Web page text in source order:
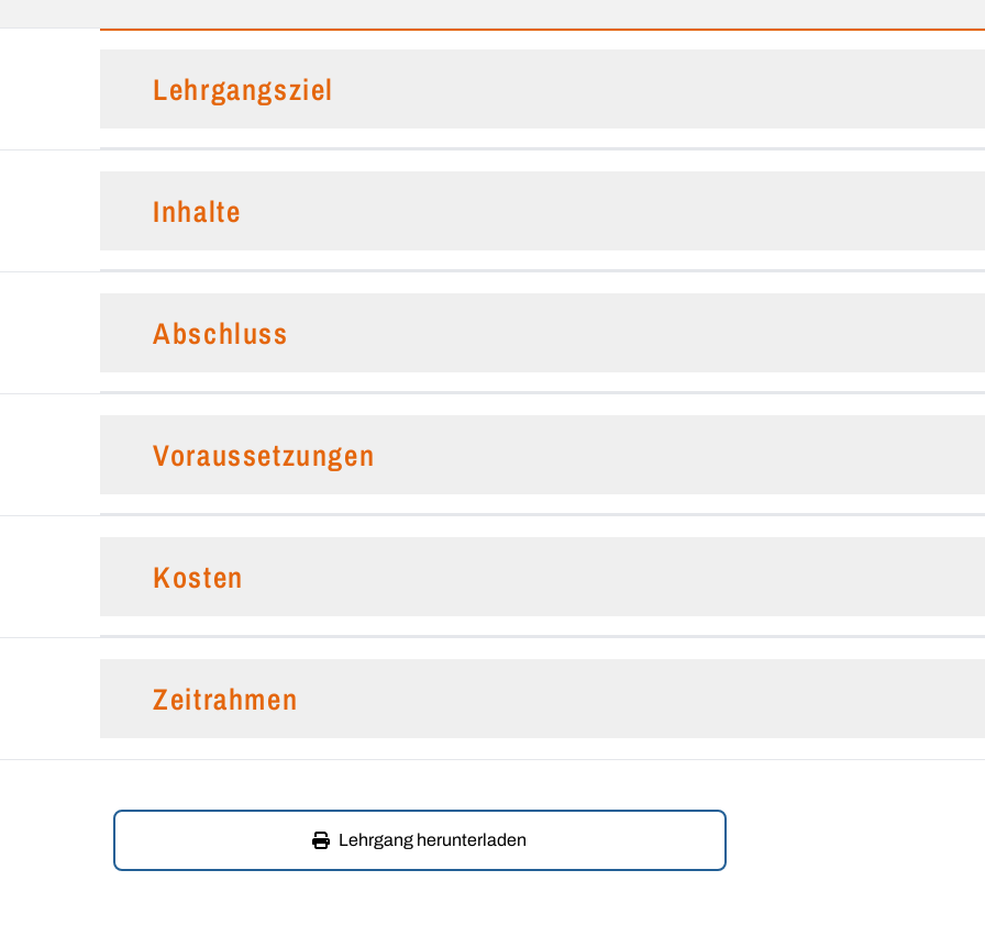
Lehrgangsziel
Inhalte
Abschluss
Voraussetzungen
Kosten
Zeitrahmen
Lehrgang herunterladen